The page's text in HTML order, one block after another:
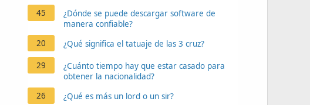
45
¿Dónde se puede descargar software de
manera confiable?
20
¿Qué significa el tatuaje de las 3 cruz?
29
¿Cuánto tiempo hay que estar casado para
obtener la nacionalidad?
26
¿Qué es más un lord o un sir?